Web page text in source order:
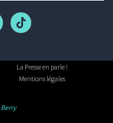
La Presse en parle !
Mentions légales